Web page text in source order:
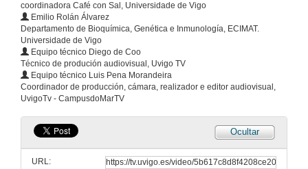
coordinadora Café con Sal, Universidade de Vigo
Emilio Rolán Álvarez
Departamento de Bioquímica, Genética e Inmunología, ECIMAT.
Universidade de Vigo
Equipo técnico Diego de Coo
Técnico de produción audiovisual, Uvigo TV
Equipo técnico Luis Pena Morandeira
Coordinador de producción, cámara, realizador e editor audiovisual,
UvigoTv - CampusdoMarTV
Ocultar
URL:
Presentation of Alba Aguión
Implications of the observed climate change distributional impacts in commercial marine species
24 de maio de 2018